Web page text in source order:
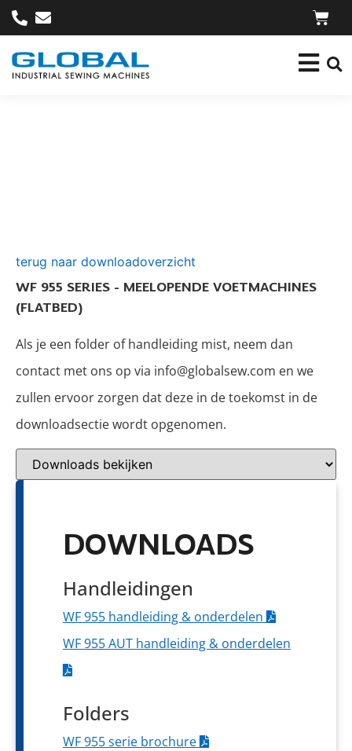
terug naar downloadoverzicht
WF 955 SERIES - MEELOPENDE VOETMACHINES
(FLATBED)
Als je een folder of handleiding mist, neem dan
contact met ons op via info@globalsew.com en we
zullen ervoor zorgen dat deze in de toekomst in de
downloadsectie wordt opgenomen.
DOWNLOADS
Handleidingen
WF 955 handleiding & onderdelen
WF 955 AUT handleiding & onderdelen
Folders
WF 955 serie brochure